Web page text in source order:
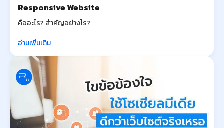
Responsive Website
คืออะไร? สำคัญอย่างไร?
อ่านเพิ่มเติม